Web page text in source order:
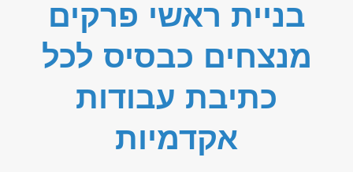
בניית ראשי פרקים
מנצחים כבסיס לכל
כתיבת עבודות
אקדמיות